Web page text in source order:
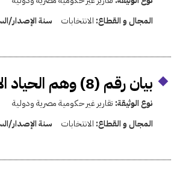
المجال و القطاع: الانتخابات سنة الإصدار/
بيان رقم (8) وهم الحياد الامنى
نوع الوثيقة: تقارير غير حكومية مصرية ودولية
المجال و القطاع: الانتخابات سنة الإصدار/